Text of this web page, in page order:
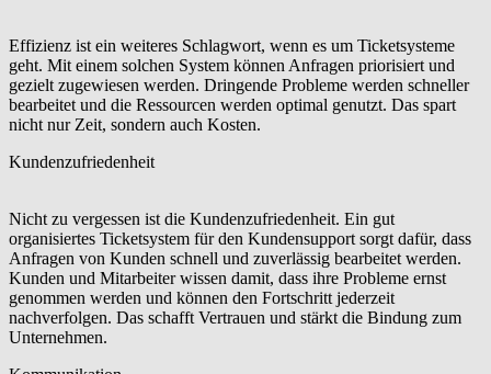
Effizienz ist ein weiteres Schlagwort, wenn es um Ticketsysteme
geht. Mit einem solchen System können Anfragen priorisiert und
gezielt zugewiesen werden. Dringende Probleme werden schneller
bearbeitet und die Ressourcen werden optimal genutzt. Das spart
nicht nur Zeit, sondern auch Kosten.
Kundenzufriedenheit
Nicht zu vergessen ist die Kundenzufriedenheit. Ein gut
organisiertes Ticketsystem für den Kundensupport sorgt dafür, dass
Anfragen von Kunden schnell und zuverlässig bearbeitet werden.
Kunden und Mitarbeiter wissen damit, dass ihre Probleme ernst
genommen werden und können den Fortschritt jederzeit
nachverfolgen. Das schafft Vertrauen und stärkt die Bindung zum
Unternehmen.